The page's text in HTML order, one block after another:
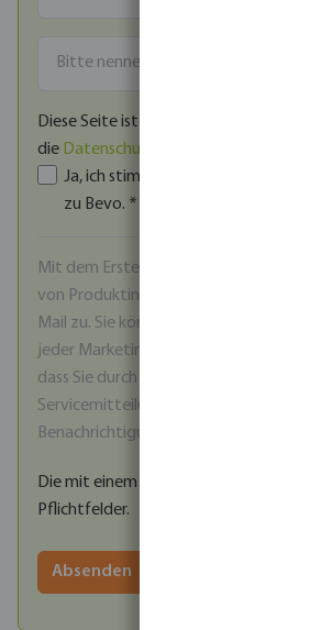
Diese Seite ist durch reCAPTCHA
die Datenschutzrichtlinie
Ja, ich stimme den
zu Bevo. *
Mit dem Erstellen eines Kontos
von Produktinformationen und
Mail zu. Sie können sich jederzeit über
jeder Marketing-E-Mail abmelden. Bitte
dass Sie durch die Abmeldung auch
Servicemitteilungen mehr erhalten, wie
Benachrichtigungen über
Die mit einem Stern (*) markierten
Pflichtfelder.
Absenden